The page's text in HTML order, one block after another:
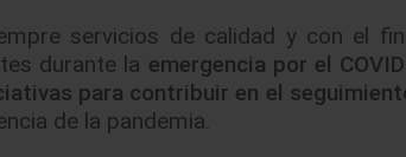
servicios de calidad y con el
durante la emergencia por el
para contribuir en el
de la pandemia.